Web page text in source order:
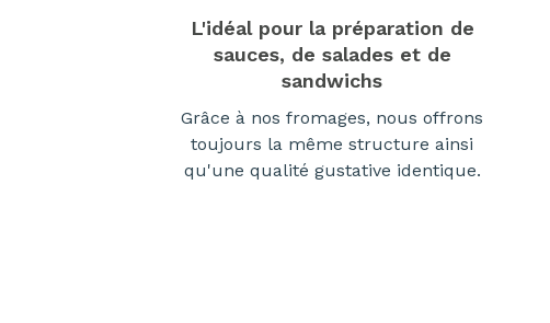
L'idéal pour la préparation de
sauces, de salades et de
sandwichs
Grâce à nos fromages, nous offrons
toujours la même structure ainsi
qu'une qualité gustative identique.